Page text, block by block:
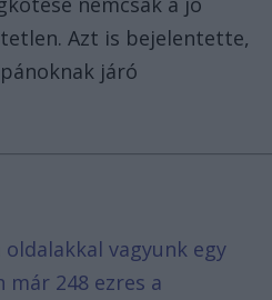
Azt is bejelentette,
járó
vagyunk egy
már 248 ezres a